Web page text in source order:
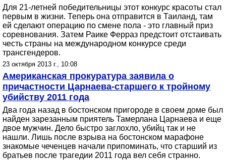
Для 21-летней победительницы этот конкурс красоты стал
первым в жизни. Теперь она отправится в Таиланд, там
ей сделают операцию по смене пола - это главный приз
соревнования. Затем Раике Ферраз предстоит отстаивать
честь страны на международном конкурсе среди
трансгендеров.
23 октября 2013 г., 10:08
Американская прокуратура заявила о
причастности Царнаева-старшего к тройному
убийству 2011 года
Два года назад в бостонском пригороде в своем доме был
найден зарезанным приятель Тамерлана Царнаева и еще
двое мужчин. Дело быстро заглохло, убийц так и не
нашли. Лишь после взрыва на бостонском марафоне
знакомые чеченцев начали припоминать, что старший из
братьев после трагедии 2011 года вел себя странно.